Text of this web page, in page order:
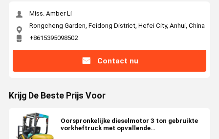
Miss. Amber Li
Rongcheng Garden, Feidong District, Hefei City, Anhui, China
+8615395098502
Contact nu
Krijg De Beste Prijs Voor
Oorspronkelijke dieselmotor 3 ton gebruikte
vorkheftruck met opvallende